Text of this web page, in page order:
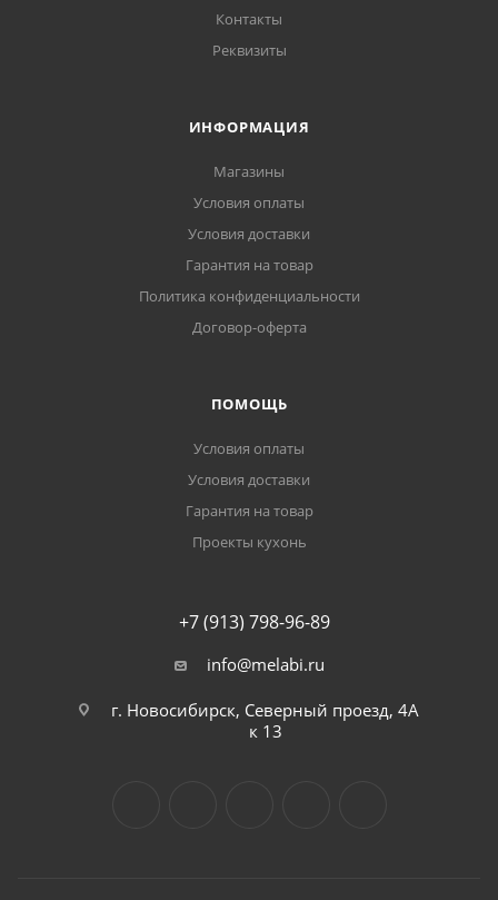
Контакты
Реквизиты
ИНФОРМАЦИЯ
Магазины
Условия оплаты
Условия доставки
Гарантия на товар
Политика конфиденциальности
Договор-оферта
ПОМОЩЬ
Условия оплаты
Условия доставки
Гарантия на товар
Проекты кухонь
+7 (913) 798-96-89
info@melabi.ru
г. Новосибирск, Северный проезд, 4А
к 13